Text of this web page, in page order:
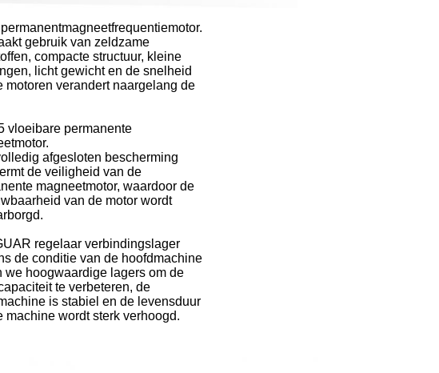
gebruik van zeldzame
compacte structuur, kleine
licht gewicht en de snelheid
motoren verandert naargelang de
vloeibare permanente
afgesloten bescherming
de veiligheid van de
magneetmotor, waardoor de
van de motor wordt
regelaar verbindingslager
de conditie van de hoofdmachine
we hoogwaardige lagers om de
te verbeteren, de
is stabiel en de levensduur
machine wordt sterk verhoogd.